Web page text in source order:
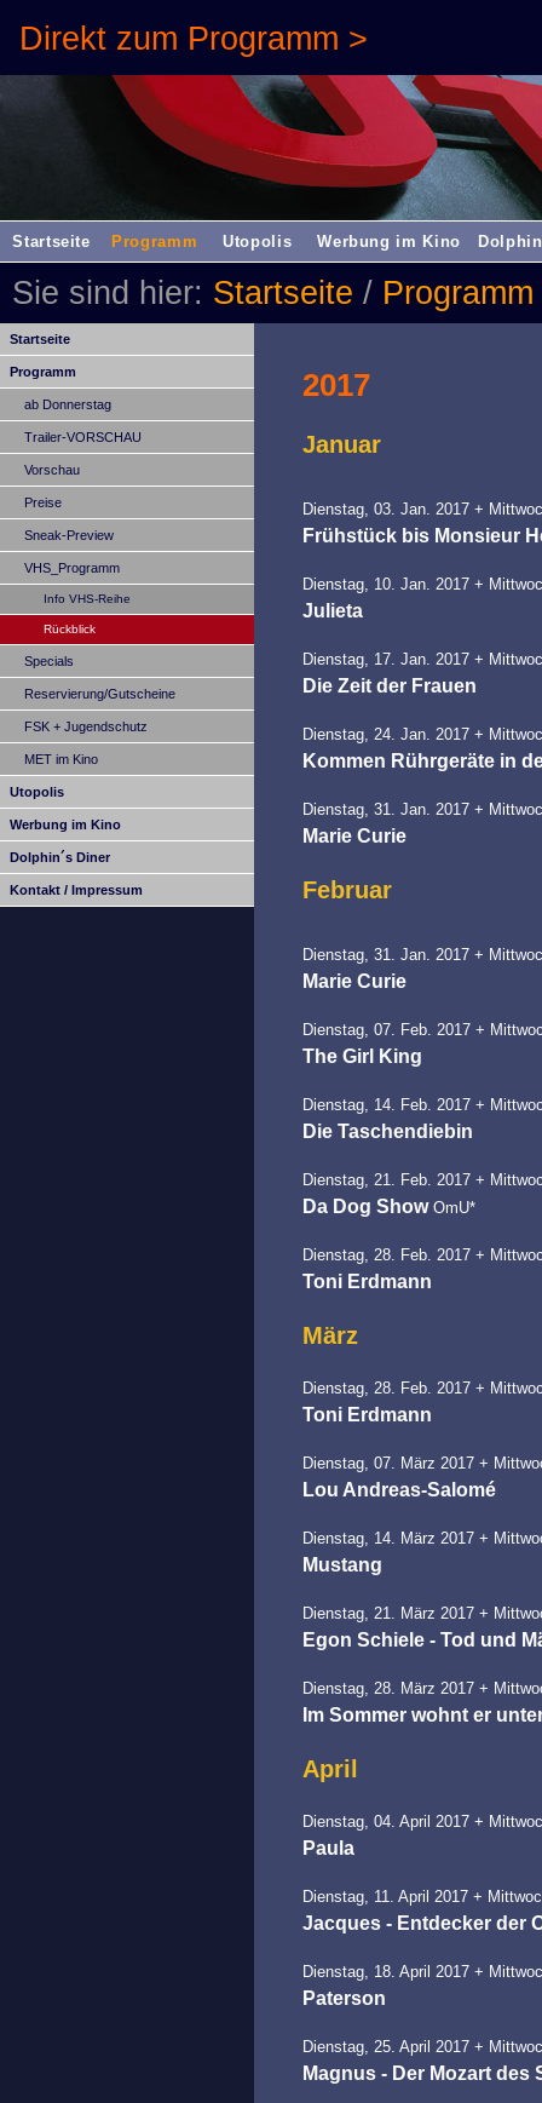
Direkt zum Programm >
Startseite Programm Utopolis Werbung im Kino
Sie sind hier: Startseite / Programm
Startseite
Programm
ab Donnerstag
Trailer-VORSCHAU
Vorschau
Preise
Sneak-Preview
VHS_Programm
Info VHS-Reihe
Rückblick
Specials
Reservierung/Gutscheine
FSK + Jugendschutz
MET im Kino
Utopolis
Werbung im Kino
Dolphin´s Diner
Kontakt / Impressum
2017
Januar
Dienstag, 03. Jan. 2017 +
Frühstück bis Monsieur
Dienstag, 10. Jan. 2017 +
Julieta
Dienstag, 17. Jan. 2017 +
Die Zeit der Frauen
Dienstag, 24. Jan. 2017 +
Kommen Rührgeräte in
Dienstag, 31. Jan. 2017 +
Marie Curie
Februar
Dienstag, 31. Jan. 2017 +
Marie Curie
Dienstag, 07. Feb. 2017 +
The Girl King
Dienstag, 14. Feb. 2017 +
Die Taschendiebin
Dienstag, 21. Feb. 2017 +
Da Dog ShowOmU*
Dienstag, 28. Feb. 2017 +
Toni Erdmann
März
Dienstag, 28. Feb. 2017 +
Toni Erdmann
Dienstag, 07. März 2017 +
Lou Andreas-Salomé
Dienstag, 14. März 2017 +
Mustang
Dienstag, 21. März 2017 +
Egon Schiele - Tod und
Dienstag, 28. März 2017 +
Im Sommer wohnt er
April
Dienstag, 04. April 2017 +
Paula
Dienstag, 11. April 2017 +
Jacques - Entdecker der
Dienstag, 18. April 2017 +
Paterson
Dienstag, 25. April 2017 +
Magnus - Der Mozart des